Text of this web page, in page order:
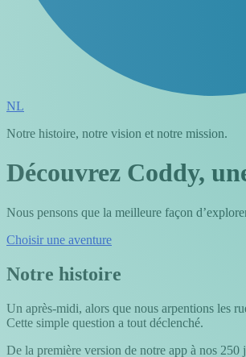
NL
Notre histoire, notre vision et notre mission.
Découvrez Coddy,
Nous pensons que la meilleure façon
Choisir une aventure
Notre histoire
Un après-midi, alors que nous arpentions les
Cette simple question a tout déclenché.
De la première version de notre app à nos